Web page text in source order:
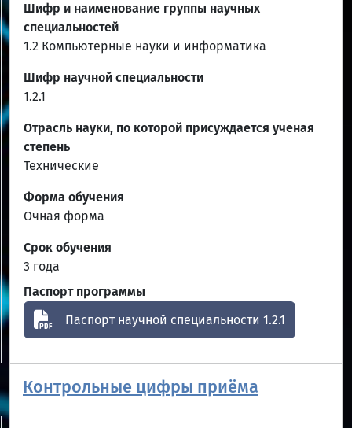
Шифр и наименование группы научных
специальностей
1.2 Компьютерные науки и информатика
Шифр научной специальности
1.2.1
Отрасль науки, по которой присуждается ученая
степень
Технические
Форма обучения
Очная форма
Срок обучения
3 года
Паспорт программы
Паспорт научной специальности 1.2.1
Контрольные цифры приёма